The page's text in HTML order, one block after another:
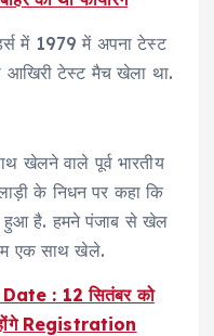
में 1979 में अपना टेस्ट
आखिरी टेस्ट मैच खेला था.
खेलने वाले पूर्व भारतीय
के निधन पर कहा कि
हुआ है. हमने पंजाब से खेल
एक साथ खेले.
: 12 सितंबर को
होंगे Registration